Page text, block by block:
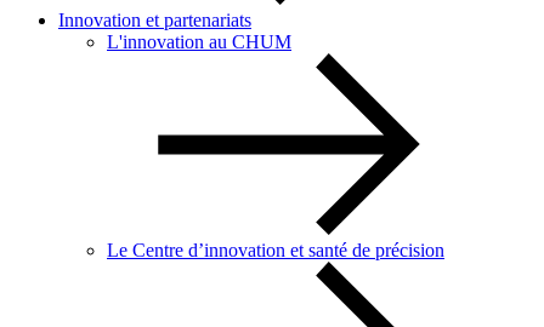
Innovation et partenariats
L'innovation au CHUM
Le Centre d’innovation et santé de précision